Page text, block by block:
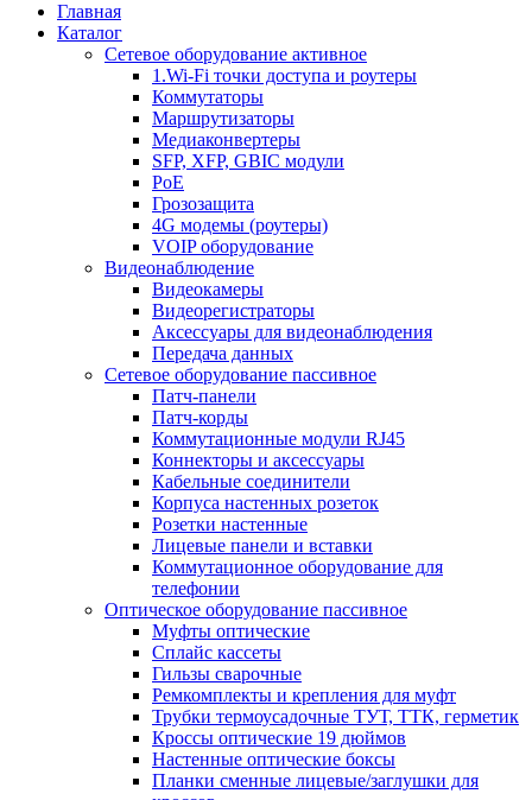
Главная
Каталог
Сетевое оборудование активное
1.Wi-Fi точки доступа и роутеры
Коммутаторы
Маршрутизаторы
Медиаконвертеры
SFP, XFP, GBIC модули
PoE
Грозозащита
4G модемы (роутеры)
VOIP оборудование
Видеонаблюдение
Видеокамеры
Видеорегистраторы
Аксессуары для видеонаблюдения
Передача данных
Сетевое оборудование пассивное
Патч-панели
Патч-корды
Коммутационные модули RJ45
Коннекторы и аксессуары
Кабельные соединители
Корпуса настенных розеток
Розетки настенные
Лицевые панели и вставки
Коммутационное оборудование для
телефонии
Оптическое оборудование пассивное
Муфты оптические
Сплайс кассеты
Гильзы сварочные
Ремкомплекты и крепления для муфт
Трубки термоусадочные ТУТ, ТТК, герметик
Кроссы оптические 19 дюймов
Настенные оптические боксы
Планки сменные лицевые/заглушки для